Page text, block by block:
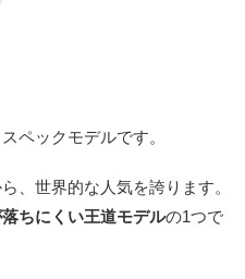
ペックモデルです。
、世界的な人気を誇ります。
ちにくい王道モデルの1つで